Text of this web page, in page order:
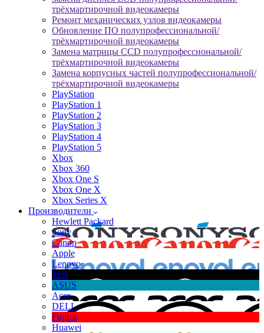
трёхмартирочной видеокамеры
Ремонт механических узлов видеокамеры
Обновление ПО полупрофессиональной/
трёхмартирочной видеокамеры
Замена матрицы CCD полупрофессиональной/
трёхмартирочной видеокамеры
Замена корпусных частей полупрофессиональной/
трёхмартирочной видеокамеры
PlayStation
PlayStation 1
PlayStation 2
PlayStation 3
PlayStation 4
PlayStation 5
Xbox
Xbox 360
Xbox One S
Xbox One X
Xbox Series X
Производители
Hewlett Packard
Sony
Canon
Apple
Lenovo
MSI
ASUS
Acer
DELL
Fujitsu
Huawei